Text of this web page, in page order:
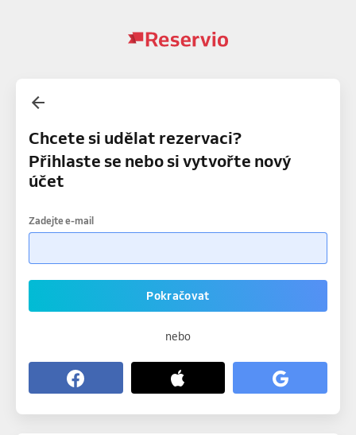
Chcete si udělat rezervaci?
Přihlaste se nebo si vytvořte nový
účet
Zadejte e-mail
Pokračovat
nebo